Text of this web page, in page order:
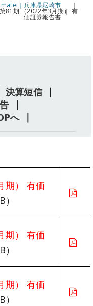
｜兵庫県尼崎市
第81期 （2022年3月期） 有
価証券報告書
決算短信
へ
期） 有価
期） 有価
期） 有価